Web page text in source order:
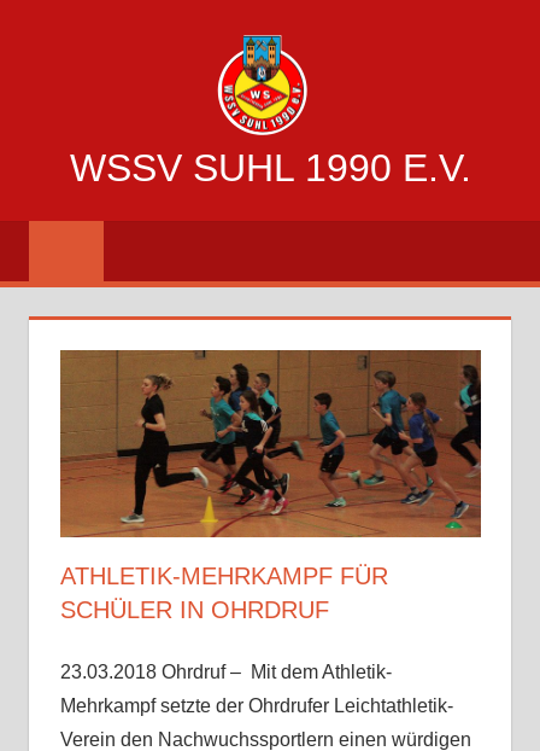
WSSV SUHL 1990 E.V.
ATHLETIK-MEHRKAMPF FÜR
SCHÜLER IN OHRDRUF
23.03.2018 Ohrdruf – Mit dem Athletik-
Mehrkampf setzte der Ohrdrufer Leichtathletik-
Verein den Nachwuchssportlern einen würdigen